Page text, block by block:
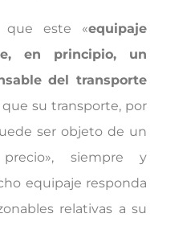
que este «equipaje
en principio, un
del transporte
que su transporte, por
ser objeto de un
siempre y
equipaje responda
relativas a su